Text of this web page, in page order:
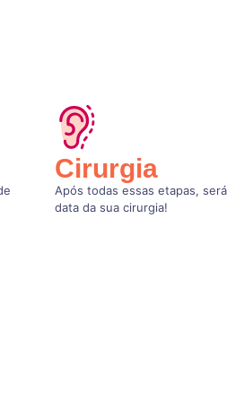
Cirurgia
Após todas essas etapas,
data da sua cirurgia!